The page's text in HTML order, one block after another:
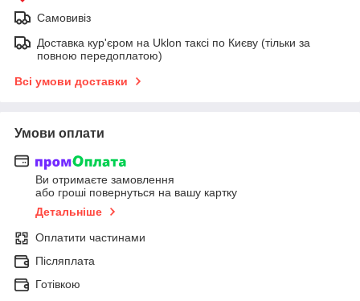
Самовивіз
Доставка кур'єром на Uklon таксі по Києву (тільки за
повною передоплатою)
Всі умови доставки
Умови оплати
Ви отримаєте замовлення
або гроші повернуться на вашу картку
Детальніше
Оплатити частинами
Післяплата
Готівкою